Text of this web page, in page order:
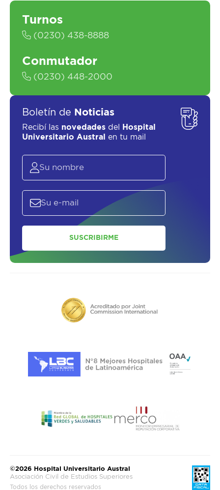
SOLICITAR UN ASESOR
Turnos
(0230) 438-8888
Conmutador
(0230) 448-2000
Boletín de Noticias
Recibí las novedades del
Hospital
Universitario Austral
en tu mail
SUSCRIBIRME
©2026 Hospital Universitario Austral
Asociación Civil de Estudios Superiores
Todos los derechos reservados